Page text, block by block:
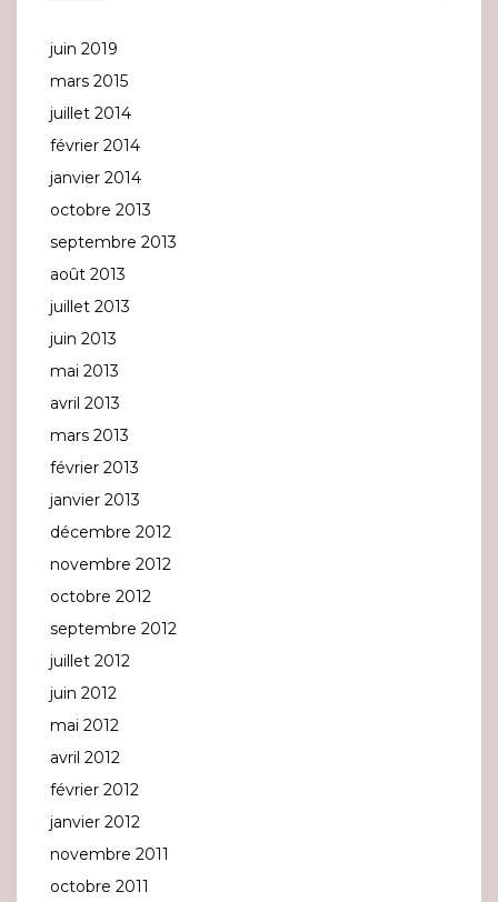
juin 2019
mars 2015
juillet 2014
février 2014
janvier 2014
octobre 2013
septembre 2013
août 2013
juillet 2013
juin 2013
mai 2013
avril 2013
mars 2013
février 2013
janvier 2013
décembre 2012
novembre 2012
octobre 2012
septembre 2012
juillet 2012
juin 2012
mai 2012
avril 2012
février 2012
janvier 2012
novembre 2011
octobre 2011